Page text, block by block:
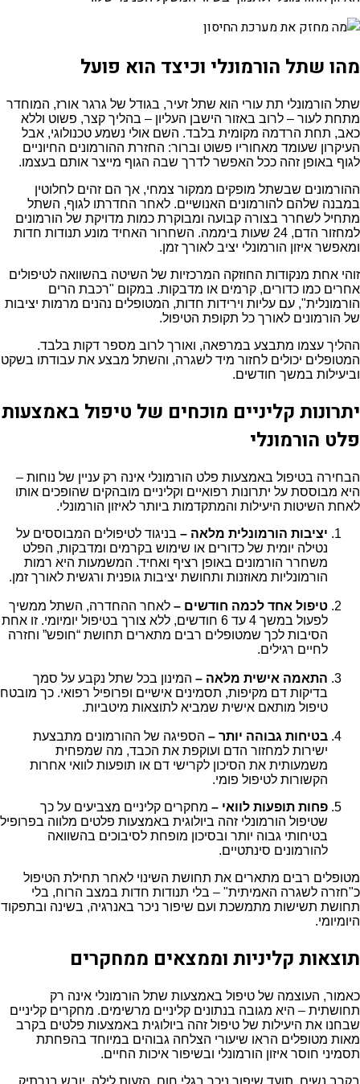
מהו שתל הורמונלי וכיצד הוא פועל
שתל הורמונלי תת עורי הוא שתל זעיר, בגודל של גרגר אורז, המוחדר
מתחת לעור – לרוב באזור הישבן העליון – בהליך קצר, פשוט וללא
כאב, תחת הרדמה מקומית בלבד. השם אולי נשמע טכנולוגי, אבל
העיקרון שעומד מאחוריו פשוט וברור: החזרת ההורמונים החיוניים
לגוף באופן זהה ככל האפשר לדרך שבה הגוף מייצר אותם בעצמו.
ההורמונים שבשתל מופקים ממקור צמחי, אך הם זהים לחלוטין
במבנה שלהם להורמונים האנושיים. לאחר החדרתו לגוף, השתל
מתחיל לשחרר בצורה קבועה ומבוקרת כמות מדויקת של הורמונים
למחזור הדם, 24 שעות ביממה. השחרור האחיד מונע תנודות חדות
ומאפשר איזון הורמונלי יציב לאורך זמן.
זוהי אחת מנקודות החוזקה המרכזיות של השיטה בהשוואה לטיפולים
אחרים כמו כדורים, קרמים או מדבקות. במקום "רכבת הרים
הורמונלית", עם עליות וירידות חדות, המטופלים נהנים מרמות יציבות
של הורמונים לאורך כל תקופת הטיפול.
ההליך עצמו מתבצע במרפאה, ואורך לרוב מספר דקות בלבד.
המטופלים יכולים לחזור מיד לשגרה, והשתל מבצע את עבודתו בשקט
וביעילות במשך חודשים.
יתרונות קליניים מוכחים של טיפול באמצעות
פלט הורמונלי
הבחירה בטיפול באמצעות פלט הורמונלי אינה רק עניין של נוחות –
היא מבוססת על יתרונות רפואיים וקליניים מובהקים שהופכים אותו
לאחת השיטות היעילות והמתקדמות ביותר לאיזון הורמונלי.
יציבות הורמונלית מלאה – בניגוד לטיפולים המבוססים על
נטילה יומית של כדורים או שימוש בקרמים ומדבקות, הפלט
משחרר הורמונים באופן רציף ואחיד. המשמעות היא רמות
הורמונליות מאוזנות ותחושת יציבות גופנית ורגשית לאורך זמן.
טיפול אחד לכמה חודשים – לאחר ההחדרה, השתל ממשיך
לפעול במשך 4 עד 6 חודשים, ללא צורך בטיפול יומיומי. זו אחת
הסיבות לכך שמטופלים רבים מתארים תחושת “חופש” וחזרה
לחיים רגילים.
התאמה אישית מלאה – המינון בכל שתל נקבע על סמך
בדיקות דם מקיפות, תסמינים אישיים ופרופיל רפואי. כך מובטח
טיפול מותאם אישית שמביא לתוצאות מיטביות.
בטיחות גבוהה יותר – הספיגה של ההורמונים מתבצעת
ישירות למחזור הדם ועוקפת את הכבד, מה שמפחית
משמעותית את הסיכון לקרישי דם או תופעות לוואי אחרות
הקשורות לטיפול פומי.
פחות תופעות לוואי – מחקרים קליניים מצביעים על כך
שטיפול הורמונלי זהה ביולוגית באמצעות פלטים מלווה בפרופיל
בטיחותי גבוה יותר ובסיכון מופחת לסיבוכים בהשוואה
להורמונים סינתטיים.
מטופלים רבים מתארים את תחושת השינוי לאחר תחילת הטיפול
כ"חזרה לשגרה האמיתית" – בלי תנודות חדות במצב הרוח, בלי
תחושת תשישות מתמשכת ועם שיפור ניכר באנרגיה, בשינה ובתפקוד
היומיומי.
תוצאות קליניות וממצאים ממחקרים
כאמור, העוצמה של טיפול באמצעות שתל הורמונלי אינה רק
תחושתית – היא מגובה בנתונים קליניים מרשימים. מחקרים קליניים
שבחנו את היעילות של טיפול זהה ביולוגית באמצעות פלטים בקרב
מאות מטופלים הראו שיעורי הצלחה גבוהים במיוחד בהפחתת
תסמיני חוסר איזון הורמונלי ובשיפור איכות החיים.
בקרב נשים, תועד שיפור ניכר בגלי חום, הזעות לילה, יובש בנרתיק,